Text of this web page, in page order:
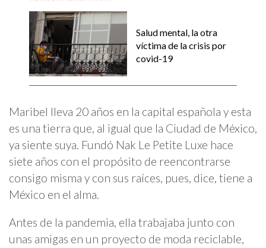
Salud mental, la otra
víctima de la crisis por
covid-19
Maribel lleva 20 años en la capital española y esta
es una tierra que, al igual que la Ciudad de México,
ya siente suya. Fundó Nak Le Petite Luxe hace
siete años con el propósito de reencontrarse
consigo misma y con sus raíces, pues, dice, tiene a
México en el alma.
Antes de la pandemia, ella trabajaba junto con
unas amigas en un proyecto de moda reciclable,